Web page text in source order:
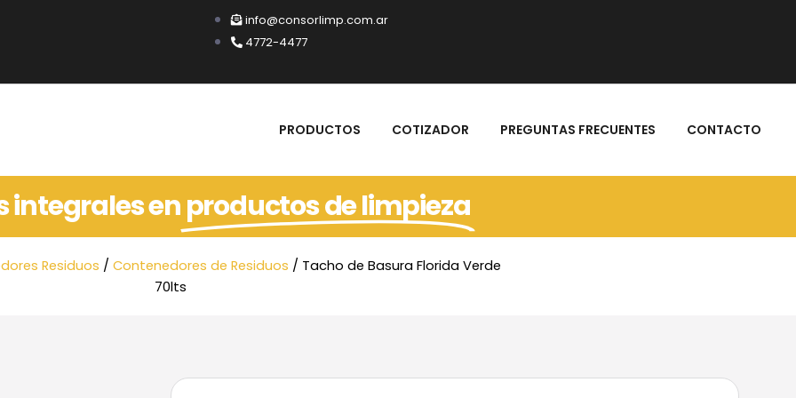
info@consorlimp.com.ar
4772-4477
PRODUCTOS COTIZADOR PREGUNTAS FRECUENTES CONTACTO
integrales enproductos de limpieza
Residuos / Contenedores de Residuos / Tacho de Basura Florida Verde
70lts